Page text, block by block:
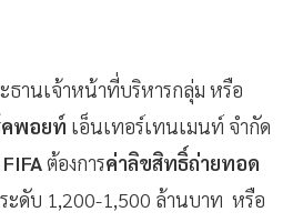
านเจ้าหน้าที่บริหารกลุ่ม หรือ
คพอยท์ เอ็นเทอร์เทนเมนท์ จำกัด
FIFAต้องการค่าลิขสิทธิ์ถ่ายทอด
ะดับ 1,200-1,500 ล้านบาท หรือ